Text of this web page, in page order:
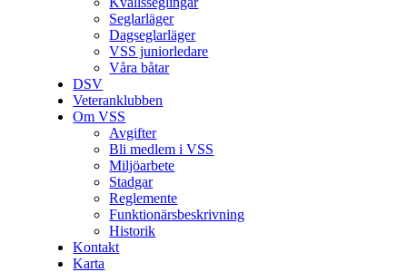
Seglarläger
Dagseglarläger
VSS juniorledare
Våra båtar
DSV
Veteranklubben
Om VSS
Avgifter
Bli medlem i VSS
Miljöarbete
Stadgar
Reglemente
Funktionärsbeskrivning
Historik
Kontakt
Karta